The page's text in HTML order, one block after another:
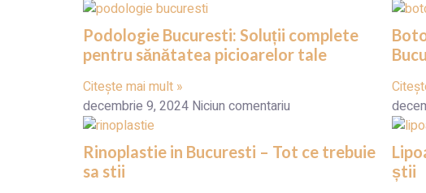
Podologie Bucuresti: Soluții complete
pentru sănătatea picioarelor tale
Citește mai mult »
decembrie 9, 2024 Niciun comentariu
Rinoplastie in Bucuresti – Tot ce trebuie
sa stii
știi